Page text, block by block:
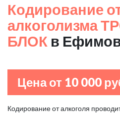
Кодирование
алкоголизма
БЛОК в
Цена от 10 000
Кодирование от алкоголя